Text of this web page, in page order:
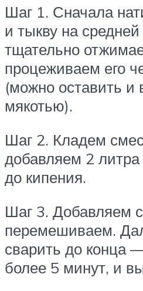
Шаг 1. Сначала
и тыкву на средней
тщательно
процеживаем его
(можно оставить и
мякотью).
Шаг 2. Кладем
добавляем 2
до кипения.
Шаг 3. Добавляем
перемешиваем.
сварить до конца
более 5 минут, и